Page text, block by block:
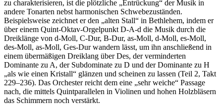
zu charakterisieren, ist die plötzliche „Entrückung“ der Musik in
andere Tonarten nebst harmonischen Schwebezuständen.
Beispielsweise zeichnet er den „alten Stall“ in Bethlehem, indem er
über einem Quint-Oktav-Orgelpunkt D-A-d die Musik durch die
Dreiklänge von d-Moll, C-Dur, B-Dur, as-Moll, d-Moll, es-Moll,
des-Moll, as-Moll, Ges-Dur wandern lässt, um ihn anschließend in
einem übermäßigen Dreiklang über Des, der verminderten
Dominante zu A, der Subdominate zu D und der Dominante zu H
„als wie einen Kristall“ glänzen und scheinen zu lassen (Teil 2, Takt
229–236). Das Orchester reicht dem eine „sehr weiche“ Passage
nach, die mittels Quintparallelen in Violinen und hohen Holzbläsern
das Schimmern noch verstärkt.